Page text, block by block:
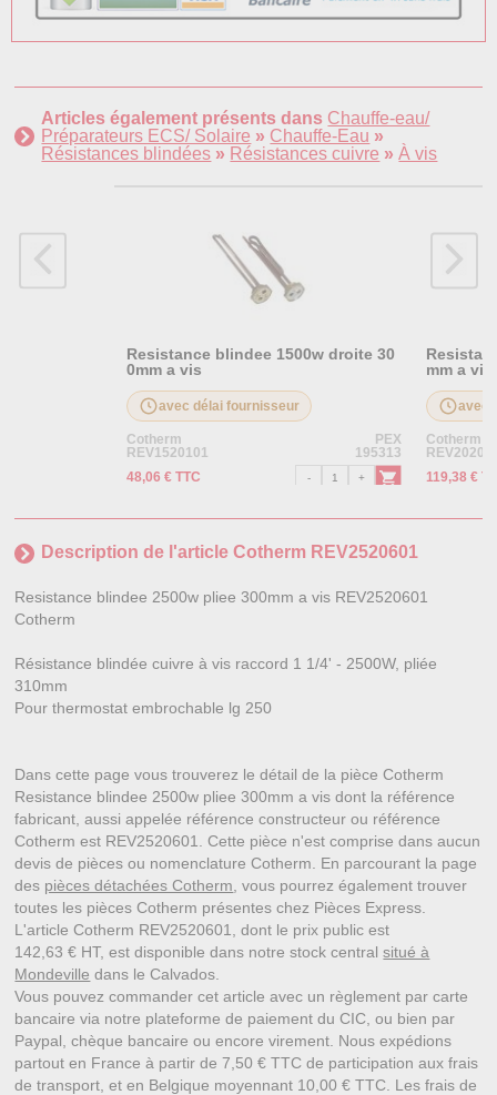
Articles également présents dans Chauffe-eau/
Préparateurs ECS/ Solaire » Chauffe-Eau »
Résistances blindées » Résistances cuivre »À vis
Resistance blindee 1500w droite 30
0mm a vis
avec délai fournisseur
Cotherm
PEX
REV1520101
195313
48,06 € TTC
mm a vis
avec
Cotherm
119,38 €
Description de l'article Cotherm REV2520601
Resistance blindee 2500w pliee 300mm a vis REV2520601
Cotherm
Résistance blindée cuivre à vis raccord 1 1/4' - 2500W, pliée
310mm
Pour thermostat embrochable lg 250
Dans cette page vous trouverez le détail de la pièce Cotherm
Resistance blindee 2500w pliee 300mm a vis dont la référence
fabricant, aussi appelée référence constructeur ou référence
Cotherm est REV2520601. Cette pièce n'est comprise dans aucun
devis de pièces ou nomenclature Cotherm. En parcourant la page
des pièces détachées Cotherm , vous pourrez également trouver
toutes les pièces Cotherm présentes chez Pièces Express.
L'article Cotherm REV2520601, dont le prix public est
142,63 € HT, est disponible dans notre stock centralsitué à
Mondeville dans le Calvados.
Vous pouvez commander cet article avec un règlement par carte
bancaire via notre plateforme de paiement du CIC, ou bien par
Paypal, chèque bancaire ou encore virement. Nous expédions
partout en France à partir de 7,50 € TTC de participation aux frais
de transport, et en Belgique moyennant 10,00 € TTC. Les frais de